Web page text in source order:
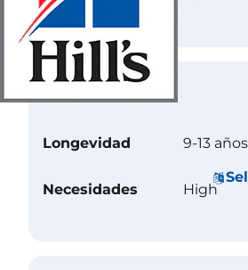
Cuidados
Longevidad 9-13
Necesidades High